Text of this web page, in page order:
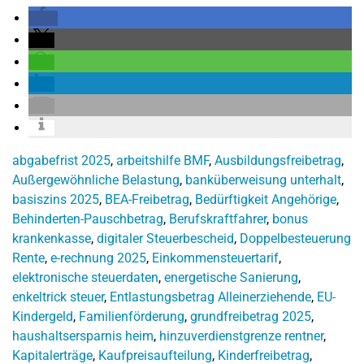
abgabefrist 2025, arbeitshilfe BMF, Ausbildungsfreibetrag,
Außergewöhnliche Belastung, banküberweisung unterhalt,
basiszins 2025, BEA-Freibetrag, Bedürftigkeit Angehörige,
Behinderten-Pauschbetrag, Berufskraftfahrer, bonus
krankenkasse, digitaler Steuerbescheid, Doppelbesteuerung
Rente, e-rechnung 2025, Einkommensteuertarif,
elektronische steuerdaten, energetische Sanierung,
enkeltrick steuer, Entlastungsbetrag Alleinerziehende, EU-
Kindergeld, Familienförderung, grundfreibetrag 2025,
haushaltsersparnis heim, hinzuverdienstgrenze rentner,
Kapitalerträge, Kaufpreisaufteilung, Kinderfreibetrag,